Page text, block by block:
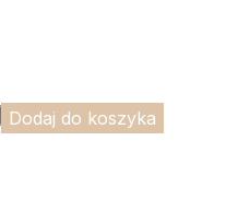
Dodaj do koszyka